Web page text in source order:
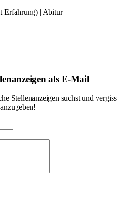
Erfahrung) | Abitur
als E-Mail
Stellenanzeigen suchst und vergiss